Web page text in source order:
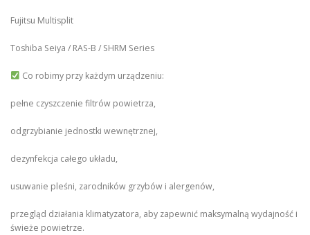
Fujitsu Multisplit
Toshiba Seiya / RAS-B / SHRM Series
Co robimy przy każdym urządzeniu:
pełne czyszczenie filtrów powietrza,
odgrzybianie jednostki wewnętrznej,
dezynfekcja całego układu,
usuwanie pleśni, zarodników grzybów i alergenów,
przegląd działania klimatyzatora, aby zapewnić maksymalną wydajność i
świeże powietrze.